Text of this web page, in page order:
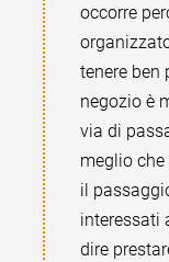
occorre
tenere ben
negozio è
via di
meglio
il
interessati
dire